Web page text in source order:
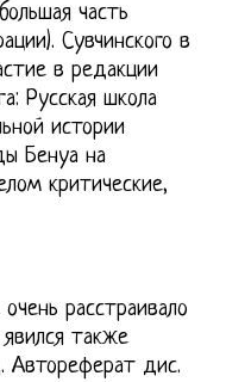
часть
Сувчинского в
в редакции
Русская школа
истории
Бенуа на
критические,
расстраивало
также
Автореферат дис.